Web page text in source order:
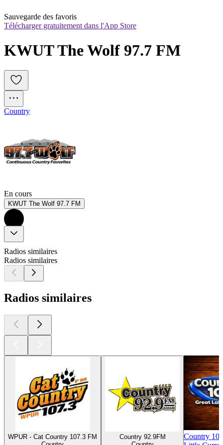
Sauvegarde des favoris
Télécharger gratuitement dans l'App Store
KWUT The Wolf 97.7 FM
Country
En cours
KWUT The Wolf 97.7 FM
Radios similaires
Radios similaires
Radios similaires
WPUR - Cat Country 107.3 FM
Country 92.9FM
Country 103